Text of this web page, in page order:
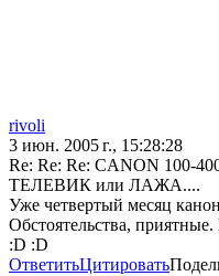
rivoli
3 июн. 2005 г., 15:28:28
Re: Re: Re: CANON
ТЕЛЕВИК или ЛАЖА....
Уже четвертый месяц
Обстоятельства,
:D :D
ОтветитьЦитировать